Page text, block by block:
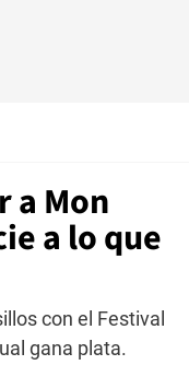
a Mon
a lo que
con el Festival
gana plata.